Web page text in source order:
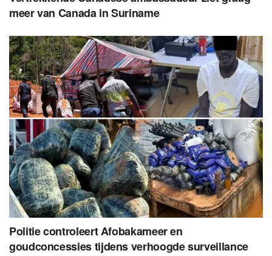
meer van Canada in Suriname
Politie controleert Afobakameer en
goudconcessies tijdens verhoogde surveillance